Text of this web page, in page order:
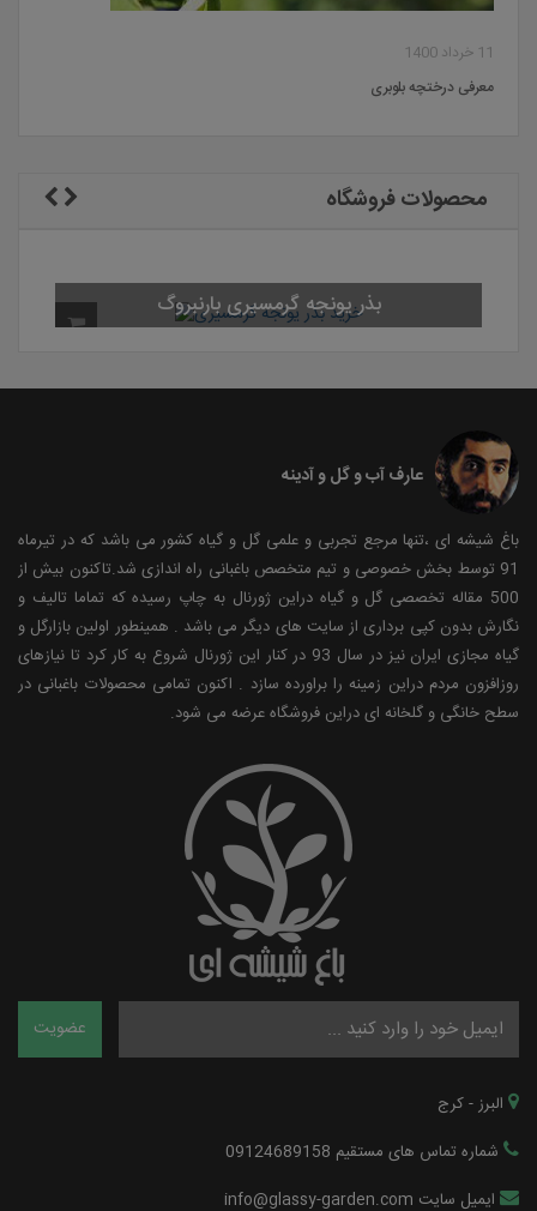
11 خرداد 1400
معرفی درختچه بلوبری
محصولات فروشگاه
بذر یونجه
عارف آب و گل و آدینه
باغ شیشه ای ،تنها مرجع تجربی و علمی گل و گیاه کشور می باشد که در تیرماه
91 توسط بخش خصوصی و تیم متخصص باغبانی راه اندازی شد.تاکنون بیش از
500 مقاله تخصصی گل و گیاه دراین ژورنال به چاپ رسیده که تماما تالیف و
نگارش بدون کپی برداری از سایت های دیگر می باشد . همینطور اولین بازارگل و
گیاه مجازی ایران نیز در سال 93 در کنار این ژورنال شروع به کار کرد تا نیازهای
روزافزون مردم دراین زمینه را براورده سازد . اکنون تمامی محصولات باغبانی در
سطح خانگی و گلخانه ای دراین فروشگاه عرضه می شود.
البرز - کرج
شماره تماس های مستقیم 09124689158
ایمیل سایت info@glassy-garden.com